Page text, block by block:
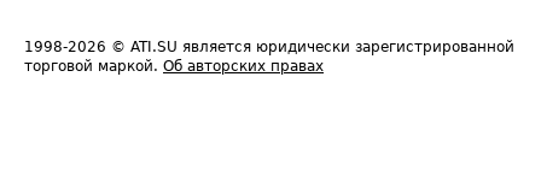
1998-2026 © ATI.SU является юридически зарегистрированной
торговой маркой. Об авторских правах